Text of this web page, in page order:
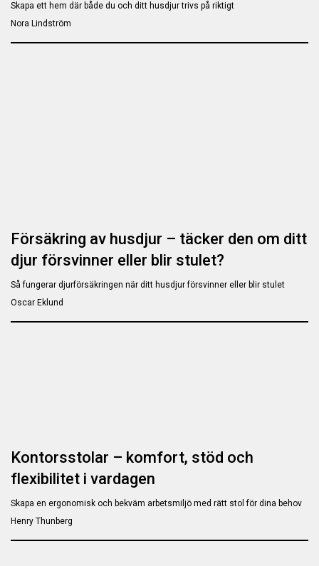
Skapa ett hem där både du och ditt husdjur trivs på riktigt
Nora Lindström
Försäkring av husdjur – täcker den om ditt
djur försvinner eller blir stulet?
Så fungerar djurförsäkringen när ditt husdjur försvinner eller blir stulet
Oscar Eklund
Kontorsstolar – komfort, stöd och
flexibilitet i vardagen
Skapa en ergonomisk och bekväm arbetsmiljö med rätt stol för dina behov
Henry Thunberg